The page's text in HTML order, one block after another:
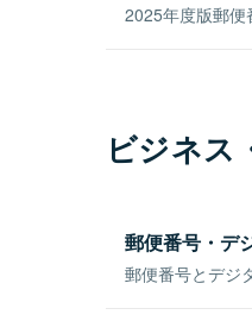
2025年度版郵便
ビジネス
郵便番号・デ
郵便番号とデジ